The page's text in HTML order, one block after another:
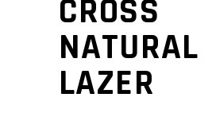
CROSS
NATURAL
LAZER